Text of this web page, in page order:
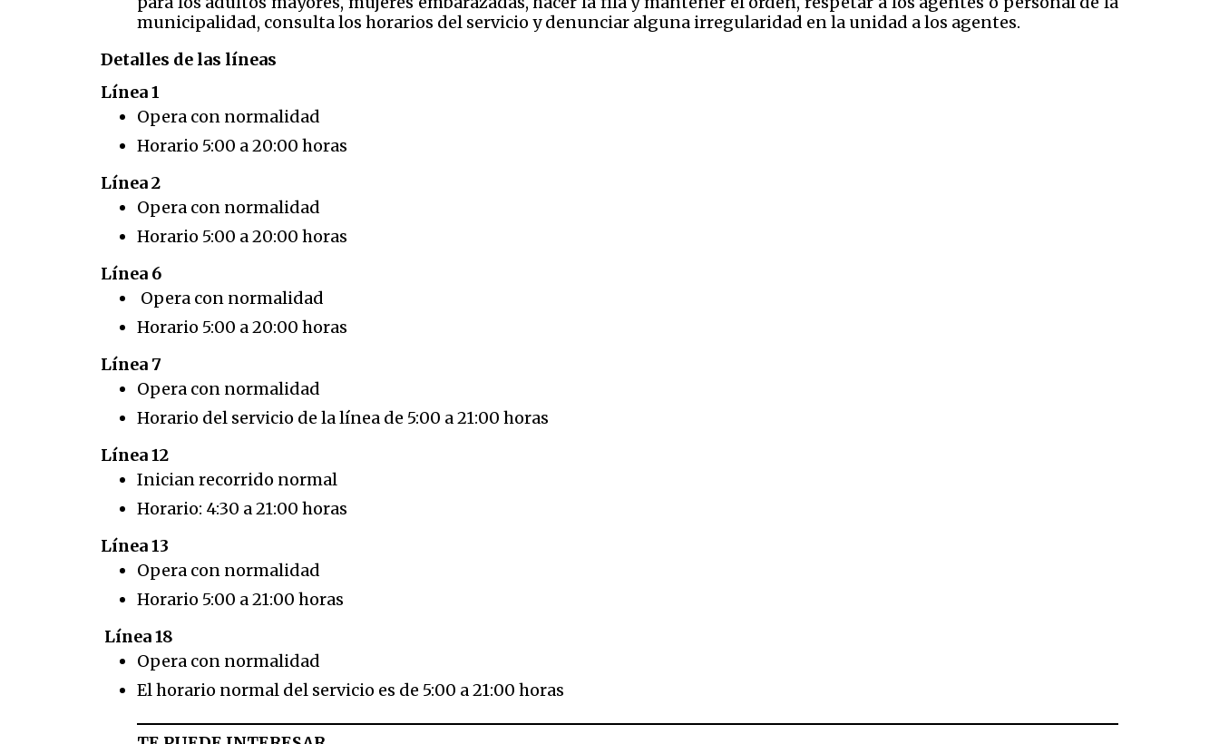
municipalidad, consulta los horarios del servicio y denunciar alguna irregularidad en la unidad a los agentes.
Detalles de las líneas
Línea 1
Opera con normalidad
Horario 5:00 a 20:00 horas
Línea 2
Opera con normalidad
Horario 5:00 a 20:00 horas
Línea 6
Opera con normalidad
Horario 5:00 a 20:00 horas
Línea 7
Opera con normalidad
Horario del servicio de la línea de 5:00 a 21:00 horas
Línea 12
Inician recorrido normal
Horario: 4:30 a 21:00 horas
Línea 13
Opera con normalidad
Horario 5:00 a 21:00 horas
Línea 18
Opera con normalidad
El horario normal del servicio es de 5:00 a 21:00 horas